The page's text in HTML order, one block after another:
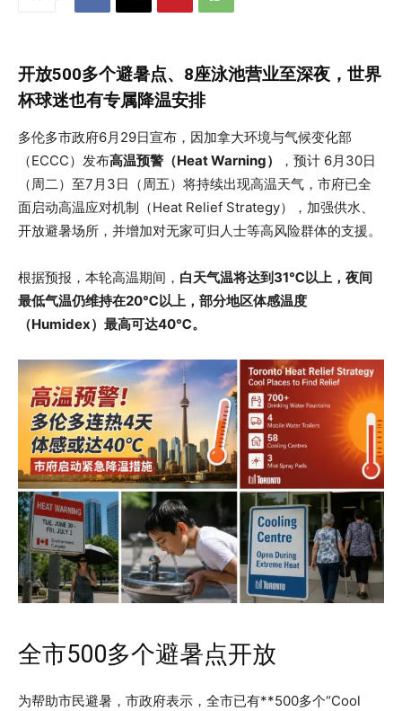
开放500多个避暑点、8座泳池营业至深夜，世界
杯球迷也有专属降温安排
多伦多市政府6月29日宣布，因加拿大环境与气候变化部
（ECCC）发布高温预警（Heat Warning）
，预计 6月30日
（周二）至7月3日（周五）将持续出现高温天气，市府已全
面启动高温应对机制（Heat Relief Strategy），加强供水、
开放避暑场所，并增加对无家可归人士等高风险群体的支援。
根据预报，本轮高温期间， 白天气温将达到31℃以上，夜间
最低气温仍维持在20℃以上，部分地区体感温度
（Humidex）最高可达40℃。
全市500多个避暑点开放
为帮助市民避暑，市政府表示，全市已有**500多个“Cool